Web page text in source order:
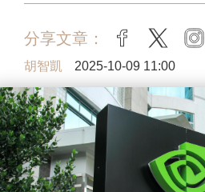
分享文章： facebook
twitter
胡智凱 2025-10-09 11:00